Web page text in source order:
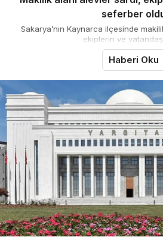
seferber
Sakarya’nın Kaynarca ilçesinde
ekiplerin ve
Haberi Oku